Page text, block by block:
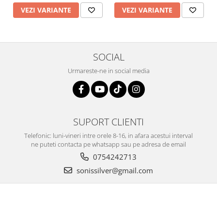
VEZI VARIANTE VEZI VARIANTE
SOCIAL
Urmareste-ne in social media
SUPORT CLIENTI
Telefonic: luni-vineri intre orele 8-16, in afara acestui interval
ne puteti contacta pe whatsapp sau pe adresa de email
0754242713
sonissilver@gmail.com